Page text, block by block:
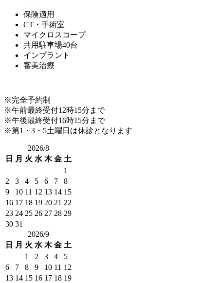
保険適用
CT・手術室
マイクロスコープ
共用駐車場40台
インプラント
審美治療
※完全予約制
※午前最終受付12時15分まで
※午後最終受付16時15分まで
※第1・3・5土曜日は休診となります
2026/8
日 月 火 水 木 金 土
1
2
3 4 5 6 7
8
9
10 11 12 13 14 15
16 17 18 19 20 21 22
23 24 25 26 27 28 29
30 31
2026/9
日 月 火 水 木 金 土
1
2 3 4
5
6
7 8 9 10 11 12
13 14 15 16 17 18 19